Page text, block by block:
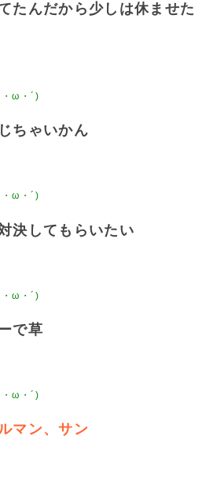
たんだから少しは休ませた
ω・´)
ちゃいかん
ω・´)
決してもらいたい
ω・´)
で草
ω・´)
マン、サン